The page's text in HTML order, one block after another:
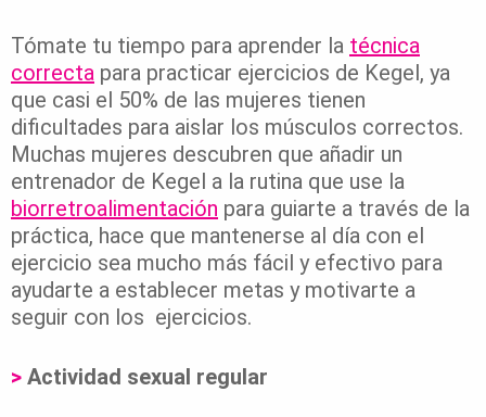
Tómate tu tiempo para aprender la técnica
correcta para practicar ejercicios de Kegel, ya
que casi el 50% de las mujeres tienen
dificultades para aislar los músculos correctos.
Muchas mujeres descubren que añadir un
entrenador de Kegel a la rutina que use la
biorretroalimentación para guiarte a través de la
práctica, hace que mantenerse al día con el
ejercicio sea mucho más fácil y efectivo para
ayudarte a establecer metas y motivarte a
seguir con los ejercicios.
> Actividad sexual regular